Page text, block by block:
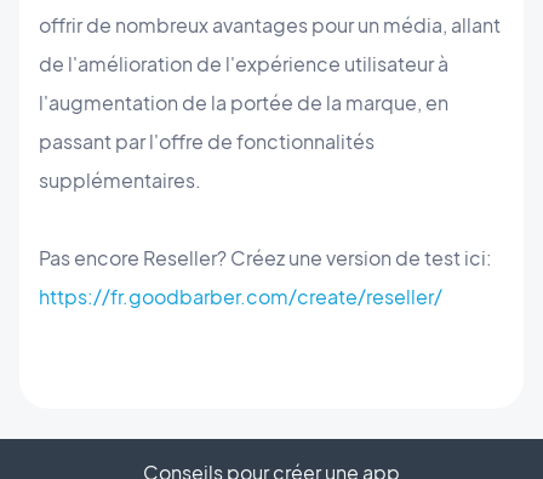
offrir de nombreux avantages pour un média, allant
de l'amélioration de l'expérience utilisateur à
l'augmentation de la portée de la marque, en
passant par l'offre de fonctionnalités
supplémentaires.
Pas encore Reseller? Créez une version de test ici:
https://fr.goodbarber.com/create/reseller/
Conseils pour créer une app